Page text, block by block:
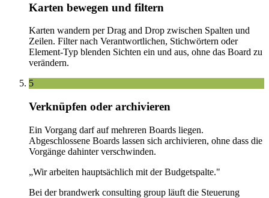
Karten bewegen und filtern
Karten wandern per Drag and Drop zwischen Spalten und
Zeilen. Filter nach Verantwortlichen, Stichwörtern oder
Element-Typ blenden Sichten ein und aus, ohne das Board zu
verändern.
5
Verknüpfen oder archivieren
Ein Vorgang darf auf mehreren Boards liegen.
Abgeschlossene Boards lassen sich archivieren, ohne dass die
Vorgänge dahinter verschwinden.
„Wir arbeiten hauptsächlich mit der Budgetspalte."
Bei der brandwerk consulting group läuft die Steuerung